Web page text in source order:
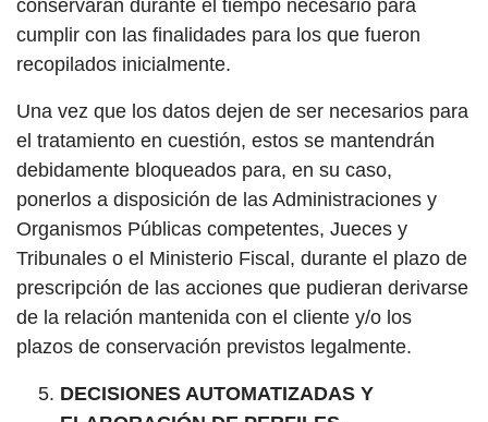
conservarán durante el tiempo necesario para
cumplir con las finalidades para los que fueron
recopilados inicialmente.
Una vez que los datos dejen de ser necesarios para
el tratamiento en cuestión, estos se mantendrán
debidamente bloqueados para, en su caso,
ponerlos a disposición de las Administraciones y
Organismos Públicas competentes, Jueces y
Tribunales o el Ministerio Fiscal, durante el plazo de
prescripción de las acciones que pudieran derivarse
de la relación mantenida con el cliente y/o los
plazos de conservación previstos legalmente.
DECISIONES AUTOMATIZADAS Y